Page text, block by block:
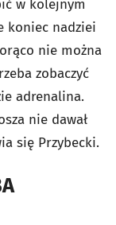
w kolejnym
koniec nadziei
nie można
zobaczyć
adrenalina.
nie dawał
się Przybecki.